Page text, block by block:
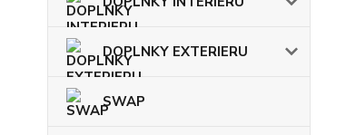
DOPLNKY EXTERIERU
SWAP